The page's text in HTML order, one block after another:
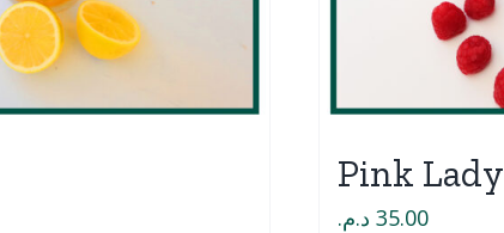
Pink Lady
35.00 د.م.